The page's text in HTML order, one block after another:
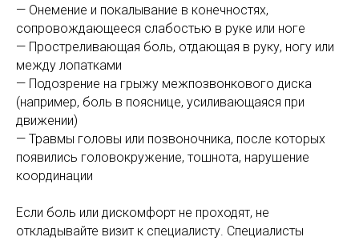
— Онемение и покалывание в конечностях,
сопровождающееся слабостью в руке или ноге
— Простреливающая боль, отдающая в руку, ногу или
между лопатками
— Подозрение на грыжу межпозвонкового диска
(например, боль в пояснице, усиливающаяся при
движении)
— Травмы головы или позвоночника, после которых
появились головокружение, тошнота, нарушение
координации
Если боль или дискомфорт не проходят, не
откладывайте визит к специалисту. Специалисты